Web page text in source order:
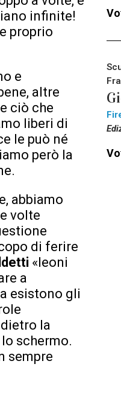
infinite!
proprio
e
altre
ciò che
liberi di
le può né
però la
abbiamo
volte
di ferire
«leoni
a
esistono gli
la
schermo.
sempre